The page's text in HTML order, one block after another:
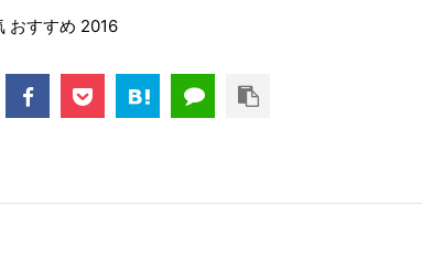
おすすめ 2016